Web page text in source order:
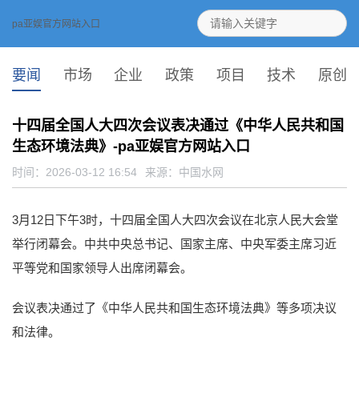
pa亚娱官方网站入口
要闻 市场 企业 政策 项目 技术 原创
十四届全国人大四次会议表决通过《中华人民共和国
生态环境法典》-pa亚娱官方网站入口
时间：2026-03-12 16:54 来源： 中国水网
3月12日下午3时，十四届全国人大四次会议在北京人民大会堂
举行闭幕会。中共中央总书记、国家主席、中央军委主席习近
平等党和国家领导人出席闭幕会。
会议表决通过了《中华人民共和国生态环境法典》等多项决议
和法律。